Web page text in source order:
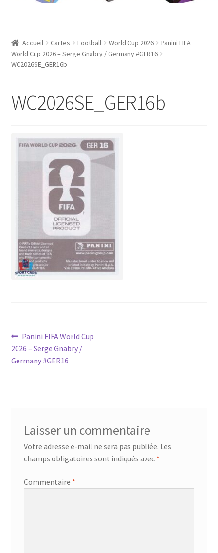
Mon compte
Page d’exemple
Accueil Cartes Football World Cup 2026
Panini FIFA
World Cup 2026 – Serge Gnabry / Germany #GER16
WC2026SE_GER16b
WC2026SE_GER16b
Navigation
de
Article
précédent :
Panini FIFA World Cup
2026 – Serge Gnabry /
Germany #GER16
Laisser un commentaire
Votre adresse e-mail ne sera pas publiée. Les
champs obligatoires sont indiqués avec *
Commentaire *